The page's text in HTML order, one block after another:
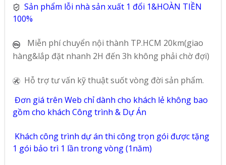
Sản phẩm lỗi nhà sản xuất 1 đổi 1&HOÀN TIỀN
100%
Miễn phí chuyển nội thành TP.HCM 20km(giao
hàng&lắp đặt nhanh 2H đến 3h không phải chờ đợi)
Hỗ trợ tư vấn kỹ thuật suốt vòng đời sản phẩm.
Đơn giá trên Web chỉ dành cho khách lẻ không bao
gồm cho khách Công trình & Dự Án
Khách công trình dự án thi công trọn gói được tặng
1 gói bảo trì 1 lần trong vòng (1năm)